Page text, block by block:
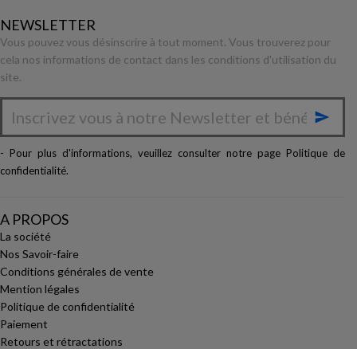
NEWSLETTER
Vous pouvez vous désinscrire à tout moment. Vous trouverez pour
cela nos informations de contact dans les conditions d'utilisation du
site.

- Pour plus d'informations, veuillez consulter notre page Politique de
confidentialité.
A PROPOS
La société
Nos Savoir-faire
Conditions générales de vente
Mention légales
Politique de confidentialité
Paiement
Retours et rétractations